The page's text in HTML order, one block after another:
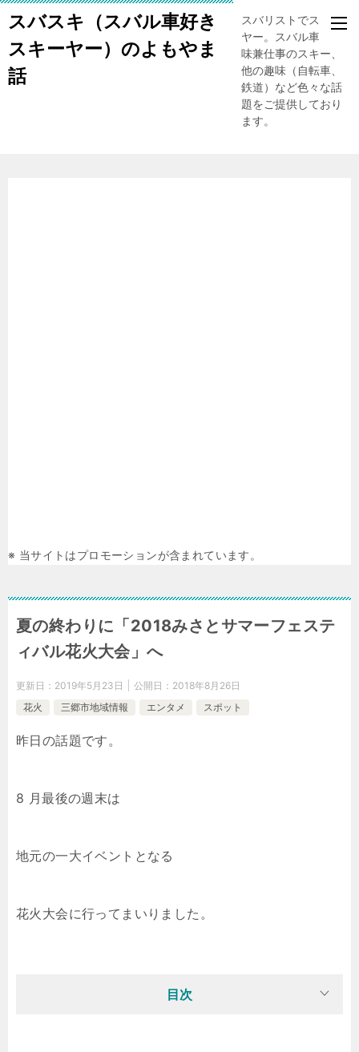
スバスキ（スバル車好き
スキーヤー）のよもやま
話
スバリストでスキー
ヤー。スバル車、趣
味兼仕事のスキー、
他の趣味（自転車、
鉄道）など色々な話
題をご提供しており
ます。
※ 当サイトはプロモーションが含まれています。
夏の終わりに「2018みさとサマーフェステ
ィバル花火大会」へ
更新日： 2019年5月23日 公開日： 2018年8月26日
花火
三郷市地域情報 エンタメ スポット
昨日の話題です。
8 月最後の週末は
地元の一大イベントとなる
花火大会に行ってまいりました。
目次